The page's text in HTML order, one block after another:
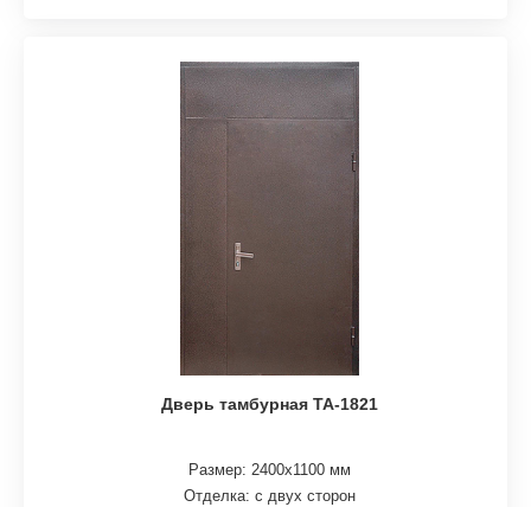
Дверь тамбурная ТА-1821
Размер: 2400х1100 мм
Отделка: с двух сторон